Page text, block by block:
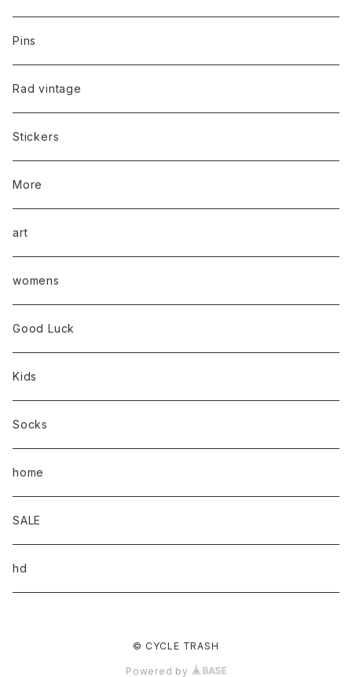
Pins
Rad vintage
Stickers
More
art
womens
Good Luck
Kids
Socks
home
SALE
hd
© CYCLE TRASH
Powered by